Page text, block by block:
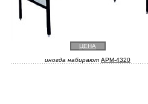
ЦЕНА
иногда набирают APM-4320